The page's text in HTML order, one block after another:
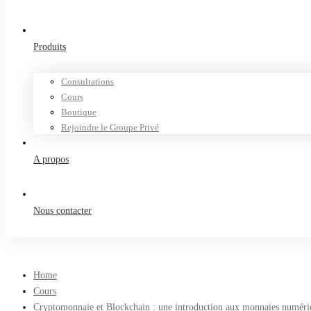
Produits
Consultations
Cours
Boutique
Rejoindre le Groupe Privé
A propos
Nous contacter
Home
Cours
Cryptomonnaie et Blockchain : une introduction aux monnaies